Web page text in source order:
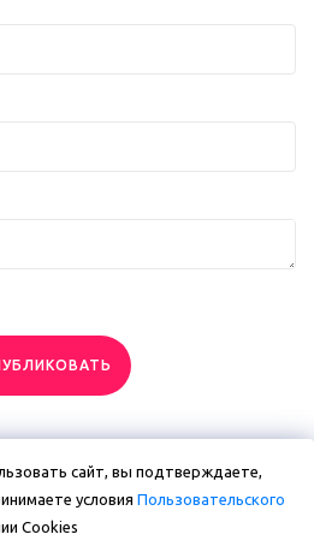
сайт, вы подтверждаете,
условия Пользовательского
Сookies